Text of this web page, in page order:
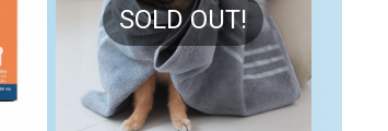
SOLD OUT!